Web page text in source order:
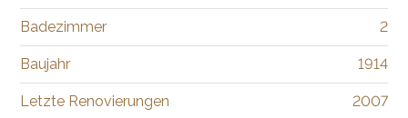
Badezimmer 2
Baujahr 1914
Letzte Renovierungen 2007